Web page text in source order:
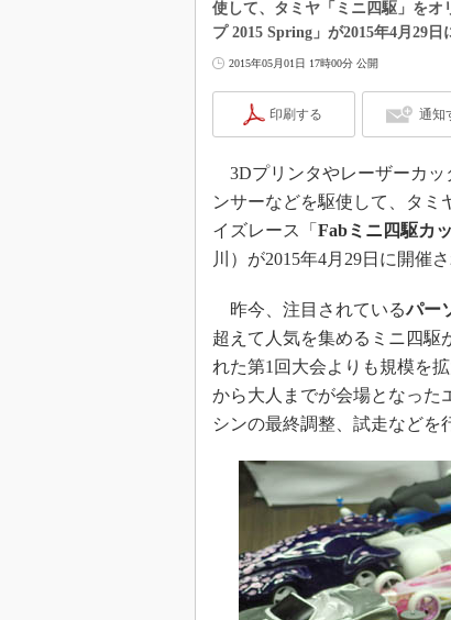
使して、タミヤ「ミニ四駆」をオ
プ 2015 Spring」が2015年4月29日
2015年05月01日 17時00分 公開
印刷する 通知
3Dプリンタやレーザーカッ
ンサーなどを駆使して、タミ
イズレース「 Fabミニ四駆カ
川）が2015年4月29日に開催さ
昨今、注目されているパー
超えて人気を集めるミニ四駆
れた第1回大会よりも規模を
から大人までが会場となった
シンの最終調整、試走などを